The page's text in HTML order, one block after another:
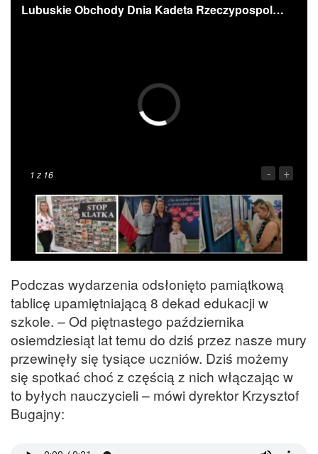
Lubuskie Obchody Dnia Kadeta Rzeczypospolitej/Fot. Łukasz Kulczyński/Gorzów/FB
1 z 16 - +
Podczas wydarzenia odsłonięto pamiątkową
tablicę upamiętniającą 8 dekad edukacji w
szkole. – Od piętnastego października
osiemdziesiąt lat temu do dziś przez nasze mury
przewinęły się tysiące uczniów. Dziś możemy
się spotkać choć z częścią z nich włączając w
to byłych nauczycieli – mówi dyrektor Krzysztof
Bugajny: